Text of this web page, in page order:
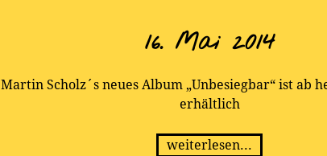
16. Mai 2014
Martin Scholz´s neues Album „Unbesiegbar“ ist ab
erhältlich
weiterlesen...